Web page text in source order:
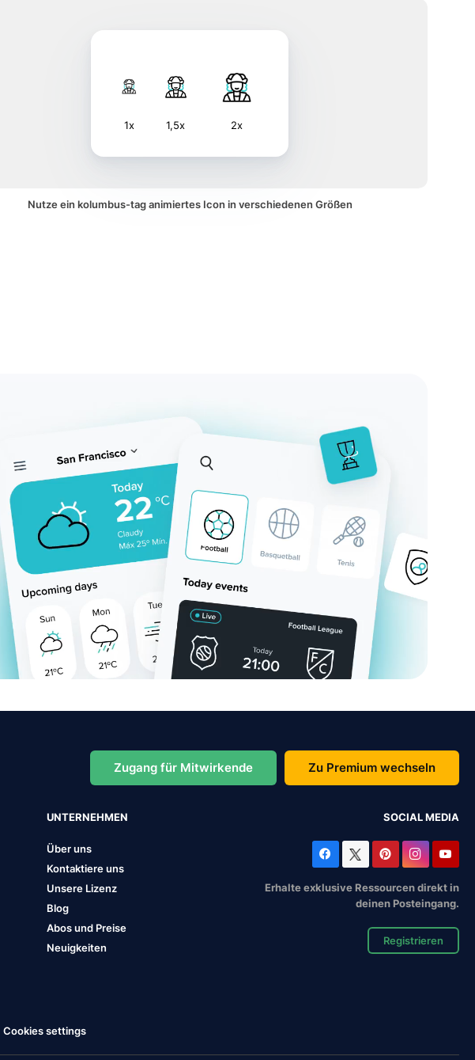
1x 1,5x 2x
Nutze ein kolumbus-tag animiertes Icon in verschiedenen Größen
Zugang für Mitwirkende Zu Premium wechseln
UNTERNEHMEN
Über uns
Kontaktiere uns
Unsere Lizenz
Blog
Abos und Preise
Neuigkeiten
SOCIAL MEDIA
Erhalte exklusive Ressourcen direkt in
deinen Posteingang.
Registrieren
Cookies settings